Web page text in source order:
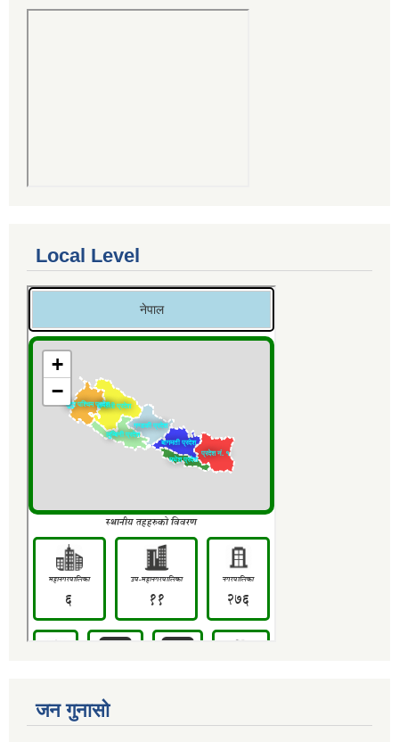
Local Level
जन गुनासो